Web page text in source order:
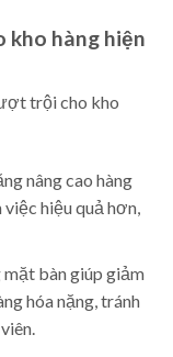
kho hàng hiện
trội cho kho
nâng cao hàng
việc hiệu quả hơn,
mặt bàn giúp giảm
hóa nặng, tránh